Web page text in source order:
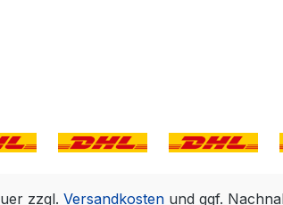
zzgl. Versandkosten und ggf.